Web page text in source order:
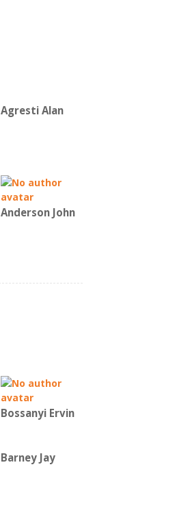
Agresti Alan
Anderson John
Bossanyi Ervin
Barney Jay